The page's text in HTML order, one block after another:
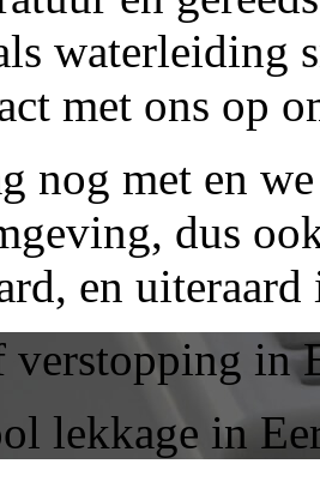
waterleiding
met ons op
nog met en
dus
en
verstopping in
lekkage in